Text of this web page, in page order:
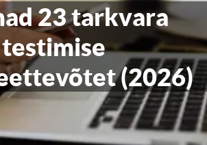
23 tarkvara
testimise
(2026)